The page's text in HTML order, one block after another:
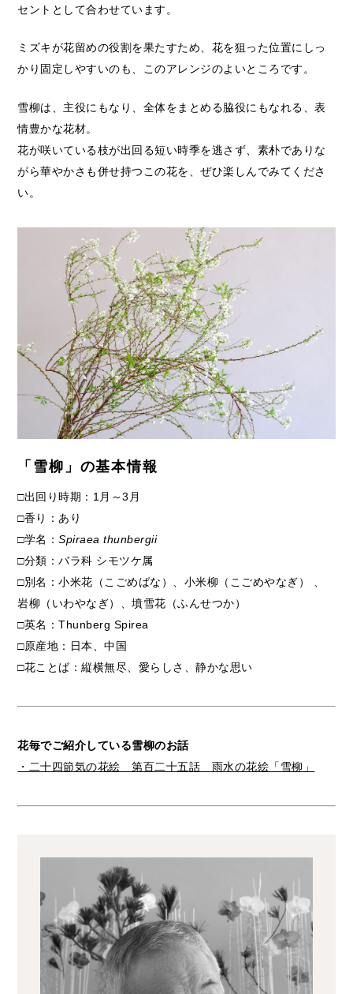
セントとして合わせています。
ミズキが花留めの役割を果たすため、花を狙った位置にしっ
かり固定しやすいのも、このアレンジのよいところです。
雪柳は、主役にもなり、全体をまとめる脇役にもなれる、表
情豊かな花材。
花が咲いている枝が出回る短い時季を逃さず、素朴でありな
がら華やかさも併せ持つこの花を、ぜひ楽しんでみてくださ
い。
「雪柳」の基本情報
□出回り時期：1月～3月
□香り：あり
□学名：Spiraea thunbergii
□分類：バラ科 シモツケ属
□別名：小米花（こごめばな）、小米柳（こごめやなぎ） 、
岩柳（いわやなぎ）、墳雪花（ふんせつか）
□英名：Thunberg Spirea
□原産地：日本、中国
□花ことば：縦横無尽、愛らしさ、静かな思い
花毎でご紹介している雪柳のお話
・二十四節気の花絵 第百二十五話 雨水の花絵「雪柳」